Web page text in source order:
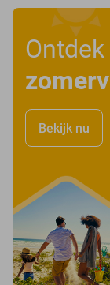
Bekijk nu